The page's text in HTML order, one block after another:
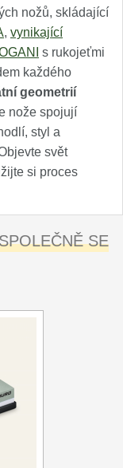
nožů, skládající
, vynikající
s rukojeťmi
každého
geometrií
nože spojují
styl a
svět
si proces
SE